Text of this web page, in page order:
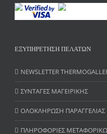
ΕΞΥΠΗΡΕΤΗΣΗ ΠΕΛΑΤΩΝ
NEWSLETTER
ΣΥΝΤΑΓΕΣ ΜΑΓΕΙΡΙΚΗΣ
ΟΛΟΚΛΗΡΩΣΗ ΠΑΡΑΓΓΕΛΙΑΣ
ΠΛΗΡΟΦΟΡΙΕΣ